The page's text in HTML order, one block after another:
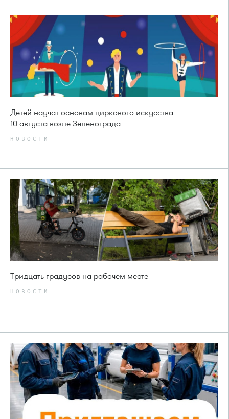
Детей научат основам циркового искусства —
10 августа возле Зеленограда
НОВОСТИ
Тридцать градусов на рабочем месте
НОВОСТИ